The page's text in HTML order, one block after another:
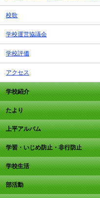
校歌
学校運営協議会
学校評価
アクセス
学校紹介
たより
上平アルバム
学習・いじめ防止・非行防止
学校生活
部活動